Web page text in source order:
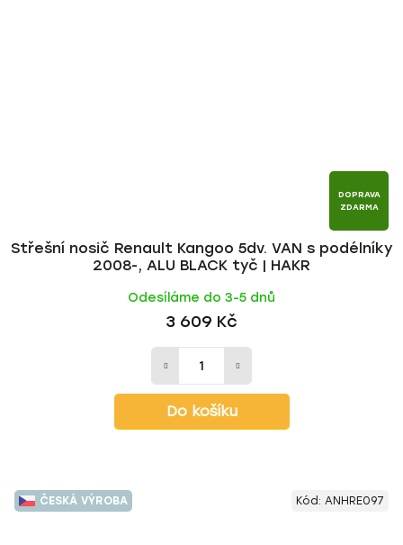
DOPRAVA
ZDARMA
Střešní nosič Renault Kangoo 5dv. VAN s podélníky
2008-, ALU BLACK tyč | HAKR
Odesíláme do 3-5 dnů
3 609 Kč
Do košíku
ČESKÁ VÝROBA Kód: ANHRE097